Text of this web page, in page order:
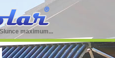
maximum...